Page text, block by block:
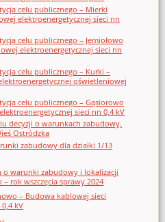
celu publicznego – Mierki
elektroenergetycznej sieci nn
celu publicznego – Jemiołowo
elektroenergetycznej sieci nn
celu publicznego – Kurki –
oświetleniowej
celu publicznego – Gąsiorowo
sieci nn 0,4 kV
decyzji o warunkach zabudowy,
Ostródzka
zabudowy dla działki 1/13
o warunki zabudowy i lokalizacji
rok wszczęcia sprawy 2024
– Budowa kablowej sieci
kV